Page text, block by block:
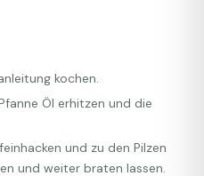
kochen.
Öl erhitzen und die
und zu den Pilzen
und weiter braten lassen.